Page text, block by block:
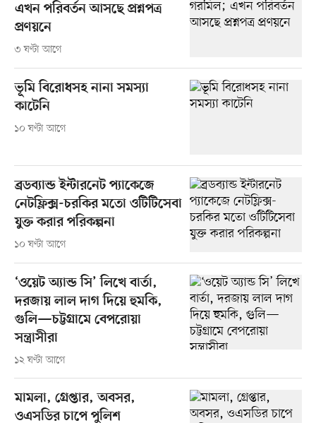
এখন পরিবর্তন আসছে প্রশ্নপত্র
প্রণয়নে
৩ ঘণ্টা আগে
ভূমি বিরোধসহ নানা সমস্যা
কাটেনি
১০ ঘণ্টা আগে
ব্রডব্যান্ড ইন্টারনেট প্যাকেজে
নেটফ্লিক্স-চরকির মতো ওটিটিসেবা
যুক্ত করার পরিকল্পনা
১০ ঘণ্টা আগে
‘ওয়েট অ্যান্ড সি’ লিখে বার্তা,
দরজায় লাল দাগ দিয়ে হুমকি,
গুলি—চট্টগ্রামে বেপরোয়া
সন্ত্রাসীরা
১২ ঘণ্টা আগে
মামলা, গ্রেপ্তার, অবসর,
ওএসডির চাপে পুলিশ